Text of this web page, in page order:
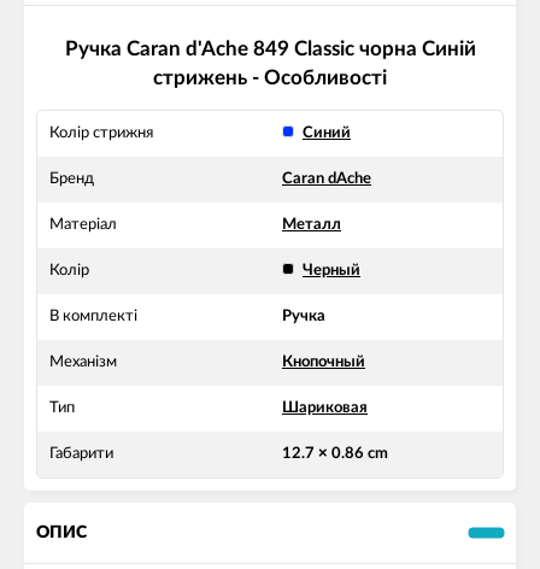
Ручка Caran d'Ache 849 Classic чорна Синій
стрижень - Особливості
Колір стрижня Синий
Бренд Caran dAche
Матеріал Металл
Колір Черный
В комплекті Ручка
Механізм Кнопочный
Тип Шариковая
Габарити 12.7 × 0.86 cm
ОПИС